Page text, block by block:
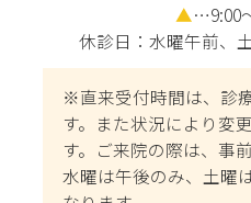
▲…9:00
休診日：水曜午前、
※直来受付時間は、診
す。また状況により変
す。ご来院の際は、事
水曜は午後のみ、土曜